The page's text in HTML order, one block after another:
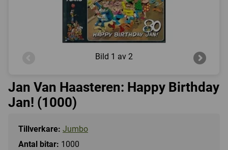
Bild 1 av 2
Jan Van Haasteren: Happy Birthday
Jan! (1000)
Tillverkare: Jumbo
Antal bitar: 1000